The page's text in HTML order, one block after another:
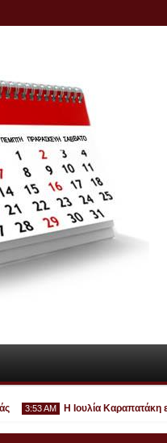
3:53 AM Η Ιουλία Καραπατάκη